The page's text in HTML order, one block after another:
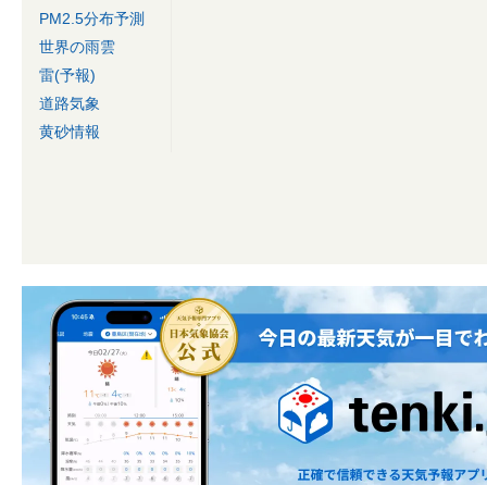
PM2.5分布予測
世界の雨雲
雷(予報)
道路気象
黄砂情報